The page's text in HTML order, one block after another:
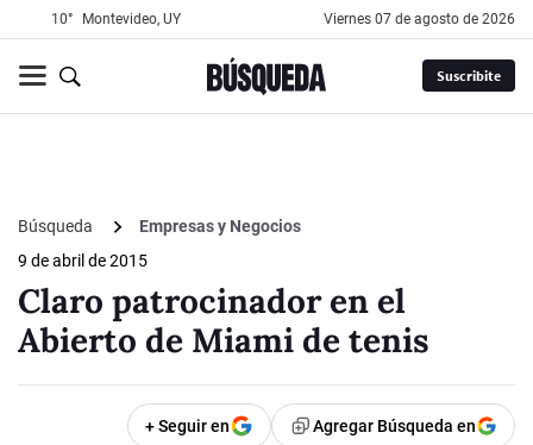
10° Montevideo, UY viernes 07 de agosto de 2026
Suscribite
Búsqueda
Empresas y Negocios
9 de abril de 2015
Claro patrocinador en el
Abierto de Miami de tenis
+ Seguir en Agregar Búsqueda en